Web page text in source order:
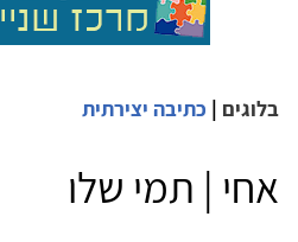
בלוגים | כתיבה יצירתית
אחי | תמי שלו